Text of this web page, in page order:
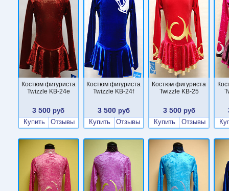
Костюм фигуриста
Twizzle KB-24e
3 500 руб
Купить
Отзывы
Костюм фигуриста
Twizzle KB-24f
3 500 руб
Купить
Отзывы
Костюм фигуриста
Twizzle KB-25
3 500руб
Купить
Отзывы